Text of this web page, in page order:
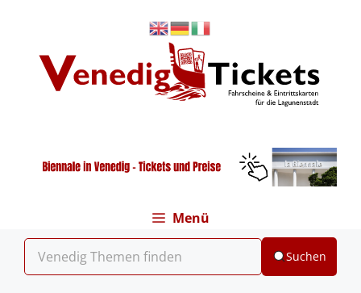
Menü
Suchen